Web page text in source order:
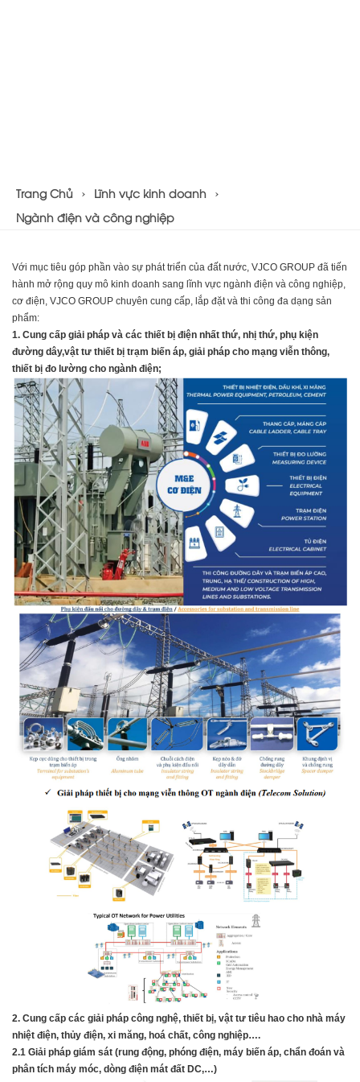
Trang Chủ
Lĩnh vực kinh doanh
Ngành điện và công nghiệp
Với mục tiêu góp phần vào sự phát triển của đất nước, VJCO GROUP đã tiến
hành mở rộng quy mô kinh doanh sang lĩnh vực ngành điện và công nghiệp,
cơ điện, VJCO GROUP chuyên cung cấp, lắp đặt và thi công đa dạng sản
phẩm:
1. Cung cấp giải pháp và các thiết bị điện nhất thứ, nhị thứ, phụ kiện
đường dây,vật tư thiết bị trạm biến áp, giải pháp cho mạng viễn thông,
thiết bị đo lường cho ngành điện;
2. Cung cấp các giải pháp công nghệ, thiết bị, vật tư tiêu hao cho nhà máy
nhiệt điện, thủy điện, xi măng, hoá chất, công nghiệp….
2.1 Giải pháp giám sát (rung động, phóng điện, máy biến áp, chẩn đoán và
phân tích máy móc, dòng điện mát đất DC,…)